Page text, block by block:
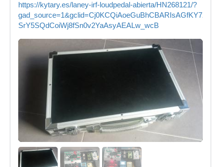
https://kytary.es/laney-irf-loudpedal-abierta/HN268121/?
SrY5SQdCoiWj8fSn0v2YaAsyAEALw_wcB